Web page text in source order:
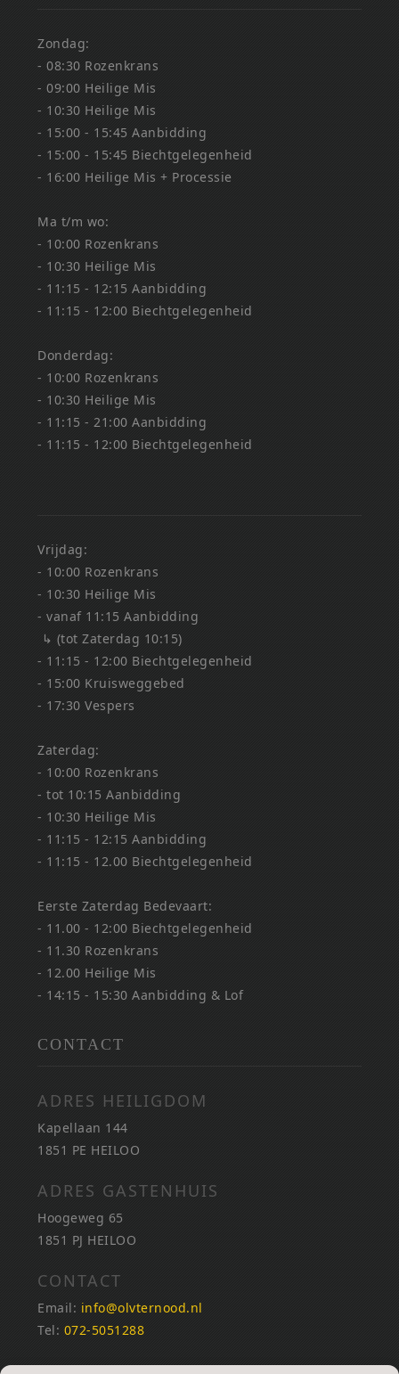
Zondag:
- 08:30 Rozenkrans
- 09:00 Heilige Mis
- 10:30 Heilige Mis
- 15:00 - 15:45 Aanbidding
- 15:00 - 15:45 Biechtgelegenheid
- 16:00 Heilige Mis + Processie
Ma t/m wo:
- 10:00 Rozenkrans
- 10:30 Heilige Mis
- 11:15 - 12:15 Aanbidding
- 11:15 - 12:00 Biechtgelegenheid
Donderdag:
- 10:00 Rozenkrans
- 10:30 Heilige Mis
- 11:15 - 21:00 Aanbidding
- 11:15 - 12:00 Biechtgelegenheid
Vrijdag:
- 10:00 Rozenkrans
- 10:30 Heilige Mis
- vanaf 11:15 Aanbidding
↳ (tot Zaterdag 10:15)
- 11:15 - 12:00 Biechtgelegenheid
- 15:00 Kruisweggebed
- 17:30 Vespers
Zaterdag:
- 10:00 Rozenkrans
- tot 10:15 Aanbidding
- 10:30 Heilige Mis
- 11:15 - 12:15 Aanbidding
- 11:15 - 12.00 Biechtgelegenheid
Eerste Zaterdag Bedevaart:
- 11.00 - 12:00 Biechtgelegenheid
- 11.30 Rozenkrans
- 12.00 Heilige Mis
- 14:15 - 15:30 Aanbidding & Lof
CONTACT
ADRES HEILIGDOM
Kapellaan 144
1851 PE HEILOO
ADRES GASTENHUIS
Hoogeweg 65
1851 PJ HEILOO
CONTACT
Email: info@olvternood.nl
Tel: 072-5051288